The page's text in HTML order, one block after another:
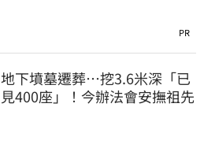
PR
地下墳墓遷葬…挖3.6米深「已
見400座」！今辦法會安撫祖先